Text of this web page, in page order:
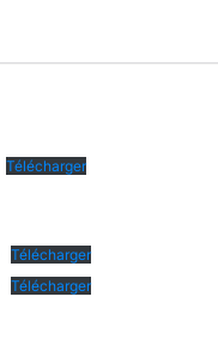
Télécharger
Télécharger
Télécharger